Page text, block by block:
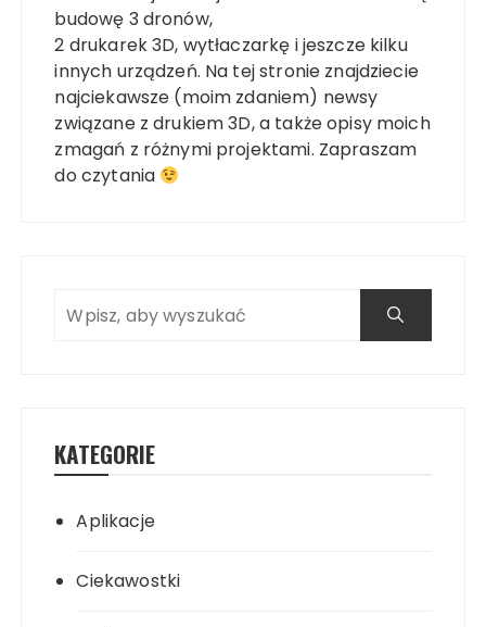
budowę 3 dronów,
2 drukarek 3D, wytłaczarkę i jeszcze kilku
innych urządzeń. Na tej stronie znajdziecie
najciekawsze (moim zdaniem) newsy
związane z drukiem 3D, a także opisy moich
zmagań z różnymi projektami. Zapraszam
do czytania
KATEGORIE
Aplikacje
Ciekawostki